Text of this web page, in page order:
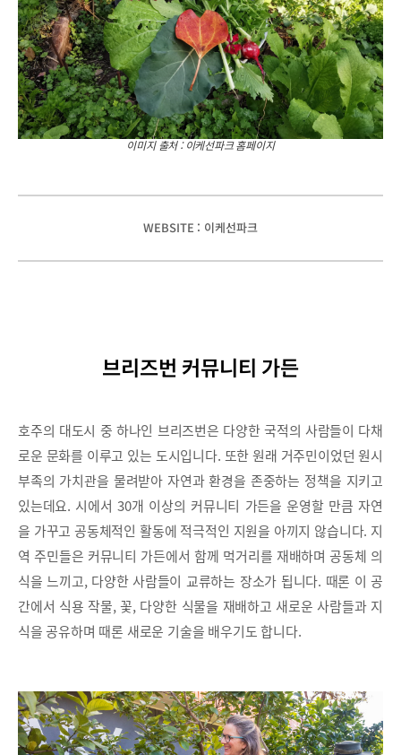
이미지 출처 : 이케선파크 홈페이지
WEBSITE : 이케선파크
브리즈번 커뮤니티 가든
호주의 대도시 중 하나인 브리즈번은 다양한 국적의 사람들이 다채
로운 문화를 이루고 있는 도시입니다. 또한 원래 거주민이었던 원시
부족의 가치관을 물려받아 자연과 환경을 존중하는 정책을 지키고
있는데요. 시에서 30개 이상의 커뮤니티 가든을 운영할 만큼 자연
을 가꾸고 공동체적인 활동에 적극적인 지원을 아끼지 않습니다. 지
역 주민들은 커뮤니티 가든에서 함께 먹거리를 재배하며 공동체 의
식을 느끼고, 다양한 사람들이 교류하는 장소가 됩니다. 때론 이 공
간에서 식용 작물, 꽃, 다양한 식물을 재배하고 새로운 사람들과 지
식을 공유하며 때론 새로운 기술을 배우기도 합니다.